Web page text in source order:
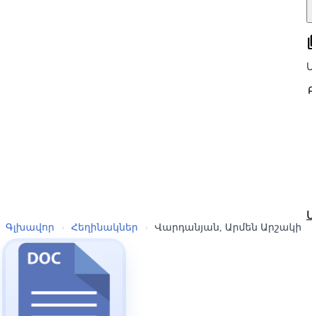
Գլխավոր › Հեղինակներ › Վարդանյան, Արմեն Արշակի